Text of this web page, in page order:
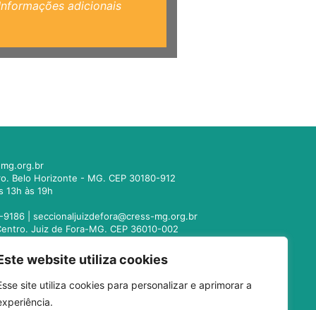
website utiliza cookies
site utiliza cookies para personalizar e aprimorar a
adicionais
Belo Horizonte - MG. CEP 30180-912
13h às 19h
9186 |seccionaljuizdefora@cress-mg.org.br
Juiz de Fora-MG. CEP 36010-002
9358 |seccionalmontesclaros@cress-
Montes Claros - MG. CEP 39400-104
13h às 19h